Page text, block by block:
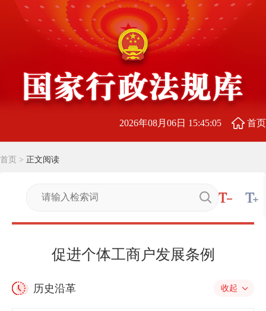
2026年08月06日 15:45:06 首页
首页 > 正文阅读
促进个体工商户发展条例
历史沿革 收起